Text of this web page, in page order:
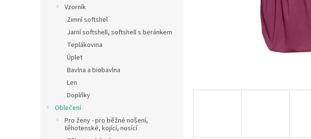
Vzorník
Zimní softshel
Jarní softshell, softshell s beránkem
Teplákovina
Úplet
Bavlna a biobavlna
Len
Doplňky
Oblečení
Pro ženy - pro běžné nošení,
těhotenské, kojící, nosící